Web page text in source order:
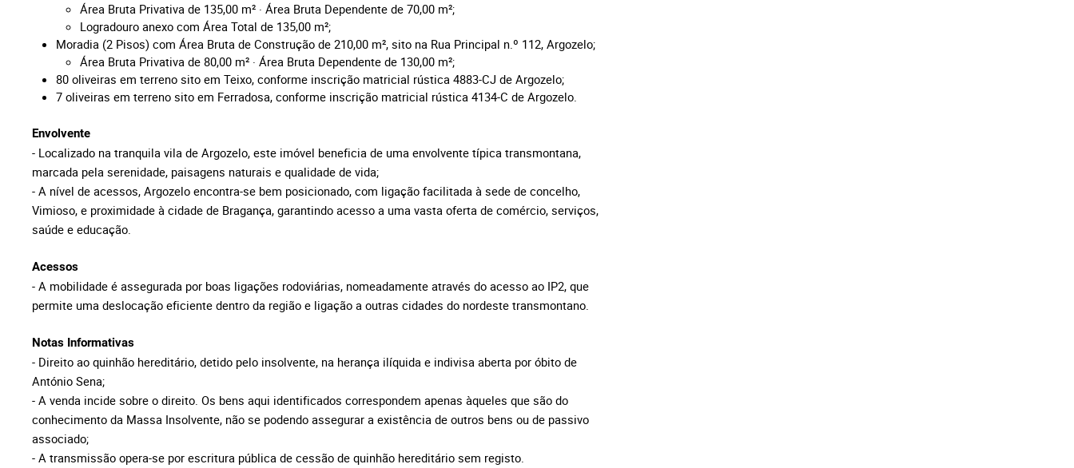
Área Bruta Privativa de 135,00 m² · Área Bruta Dependente de 70,00 m²;
Logradouro anexo com Área Total de 135,00 m²;
Moradia (2 Pisos) com Área Bruta de Construção de 210,00 m², sito na Rua Principal n.º 112, Argozelo;
Área Bruta Privativa de 80,00 m² · Área Bruta Dependente de 130,00 m²;
80 oliveiras em terreno sito em Teixo, conforme inscrição matricial rústica 4883-CJ de Argozelo;
7 oliveiras em terreno sito em Ferradosa, conforme inscrição matricial rústica 4134-C de Argozelo.
Envolvente
- Localizado na tranquila vila de Argozelo, este imóvel beneficia de uma envolvente típica transmontana,
marcada pela serenidade, paisagens naturais e qualidade de vida;
- A nível de acessos, Argozelo encontra-se bem posicionado, com ligação facilitada à sede de concelho,
Vimioso, e proximidade à cidade de Bragança, garantindo acesso a uma vasta oferta de comércio, serviços,
saúde e educação.
Acessos
- A mobilidade é assegurada por boas ligações rodoviárias, nomeadamente através do acesso ao IP2, que
permite uma deslocação eficiente dentro da região e ligação a outras cidades do nordeste transmontano.
Notas Informativas
- Direito ao quinhão hereditário, detido pelo insolvente, na herança ilíquida e indivisa aberta por óbito de
António Sena;
- A venda incide sobre o direito. Os bens aqui identificados correspondem apenas àqueles que são do
conhecimento da Massa Insolvente, não se podendo assegurar a existência de outros bens ou de passivo
associado;
- A transmissão opera-se por escritura pública de cessão de quinhão hereditário sem registo.